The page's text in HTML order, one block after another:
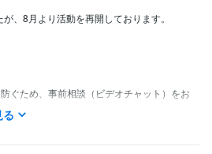
、8月より活動を再開しております。
ぐため、事前相談（ビデオチャット）をお